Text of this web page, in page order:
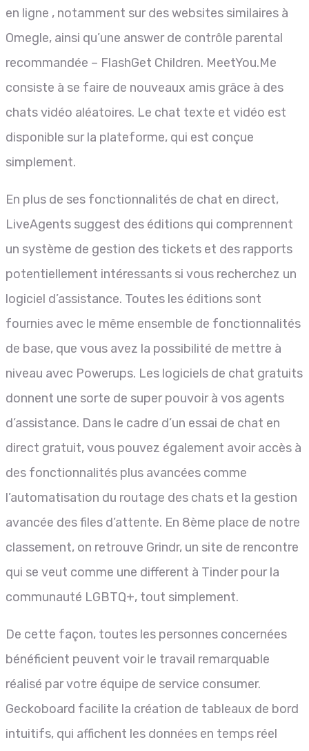
en ligne , notamment sur des websites similaires à
Omegle, ainsi qu’une answer de contrôle parental
recommandée – FlashGet Children. MeetYou.Me
consiste à se faire de nouveaux amis grâce à des
chats vidéo aléatoires. Le chat texte et vidéo est
disponible sur la plateforme, qui est conçue
simplement.
En plus de ses fonctionnalités de chat en direct,
LiveAgents suggest des éditions qui comprennent
un système de gestion des tickets et des rapports
potentiellement intéressants si vous recherchez un
logiciel d’assistance. Toutes les éditions sont
fournies avec le même ensemble de fonctionnalités
de base, que vous avez la possibilité de mettre à
niveau avec Powerups. Les logiciels de chat gratuits
donnent une sorte de super pouvoir à vos agents
d’assistance. Dans le cadre d’un essai de chat en
direct gratuit, vous pouvez également avoir accès à
des fonctionnalités plus avancées comme
l’automatisation du routage des chats et la gestion
avancée des files d’attente. En 8ème place de notre
classement, on retrouve Grindr, un site de rencontre
qui se veut comme une different à Tinder pour la
communauté LGBTQ+, tout simplement.
De cette façon, toutes les personnes concernées
bénéficient peuvent voir le travail remarquable
réalisé par votre équipe de service consumer.
Geckoboard facilite la création de tableaux de bord
intuitifs, qui affichent les données en temps réel